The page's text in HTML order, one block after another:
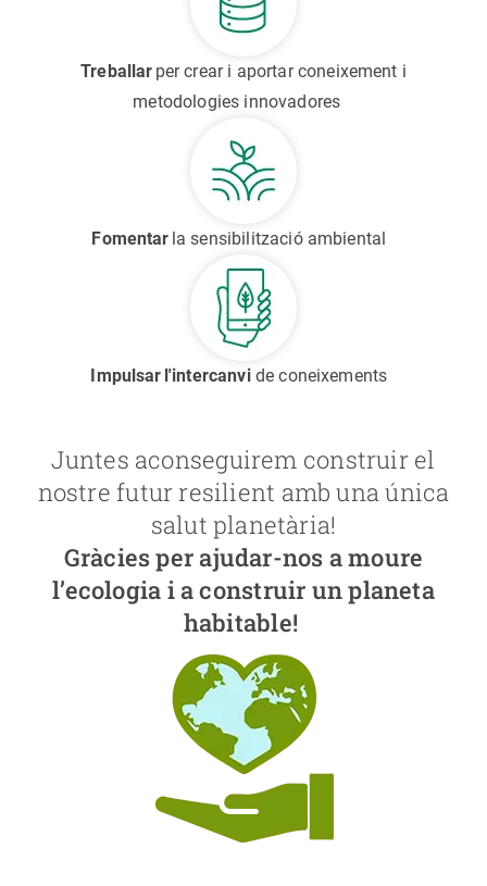
Treballar per crear i aportar coneixement i
metodologies innovadores
Fomentar la sensibilització ambiental
Impulsar l'intercanvi de coneixements
Juntes aconseguirem construir el
nostre futur resilient amb una única
salut planetària!
Gràcies per ajudar-nos a moure
l’ecologia i a construir un planeta
habitable!